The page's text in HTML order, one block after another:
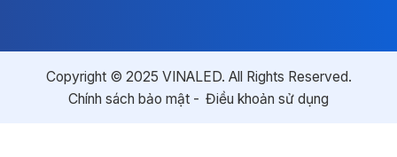
Copyright © 2025 VINALED. All Rights Reserved.
Chính sách bảo mật
Điều khoản sử dụng